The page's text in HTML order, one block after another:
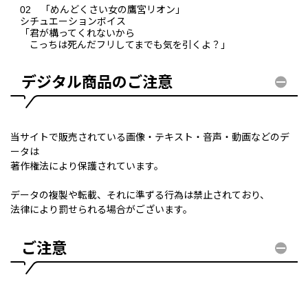
02 「めんどくさい女の鷹宮リオン」
シチュエーションボイス
「君が構ってくれないから
こっちは死んだフリしてまでも気を引くよ？」
デジタル商品のご注意
当サイトで販売されている画像・テキスト・音声・動画などのデ
ータは
著作権法により保護されています。
データの複製や転載、それに準ずる行為は禁止されており、
法律により罰せられる場合がございます。
ご注意